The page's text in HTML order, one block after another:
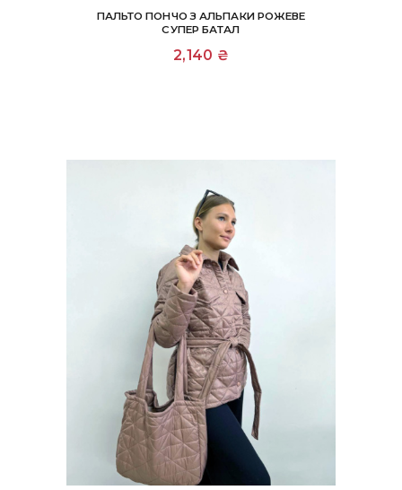
ПАЛЬТО ПОНЧО З АЛЬПАКИ РОЖЕВЕ
СУПЕР БАТАЛ
2,140 ₴